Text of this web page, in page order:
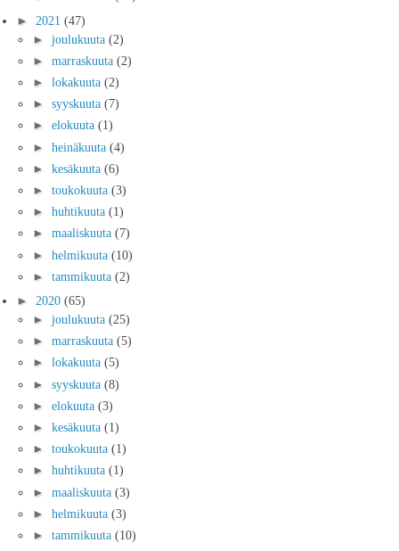
► 2021 (47)
► joulukuuta (2)
► marraskuuta (2)
► lokakuuta (2)
► syyskuuta (7)
► elokuuta (1)
► heinäkuuta (4)
► kesäkuuta (6)
► toukokuuta (3)
► huhtikuuta (1)
► maaliskuuta (7)
► helmikuuta (10)
► tammikuuta (2)
► 2020 (65)
► joulukuuta (25)
► marraskuuta (5)
► lokakuuta (5)
► syyskuuta (8)
► elokuuta (3)
► kesäkuuta (1)
► toukokuuta (1)
► huhtikuuta (1)
► maaliskuuta (3)
► helmikuuta (3)
► tammikuuta (10)